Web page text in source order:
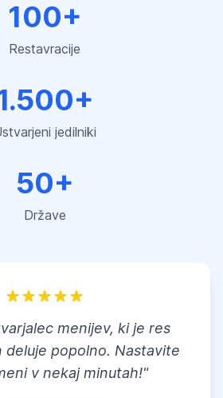
100+
Restavracije
jedilniki
50+
Države
menijev, ki je res
deluje popolno. Nastavite
v nekaj minutah!"